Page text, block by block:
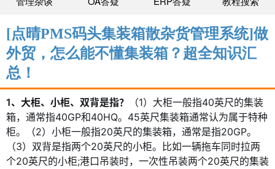
[点晴PMS码头集装箱散杂货管理系统]做
外贸，怎么能不懂集装箱？超全知识汇
总！
1、大柜、小柜、双背是指？
（1）大柜一般指40英尺的集装
箱，通常指40GP和40HQ。45英尺集装箱通常认为属于特种
柜。（2）小柜一般指20英尺的集装箱，通常是指20GP。
（3）双背是指两个20英尺的小柜。比如一辆拖车同时拉两
个20英尺的小柜;港口吊装时，一次性吊装两个20英尺的集装